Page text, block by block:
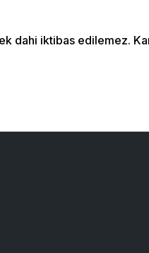
iktibas edilemez.